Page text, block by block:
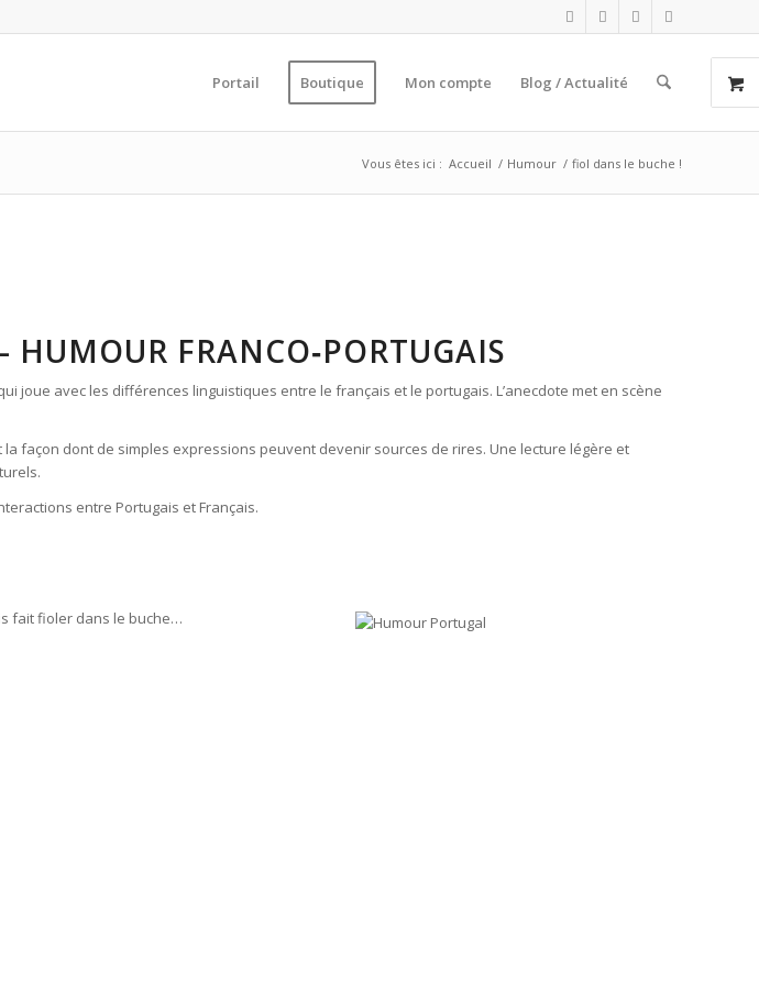
Portail Boutique Mon compte Blog / Actualité
Vous êtes ici : Accueil / Humour / fiol dans le buche !
FRANCO‑PORTUGAIS
joue avec les différences linguistiques entre le français et le portugais. L’anecdote met en scène
façon dont de simples expressions peuvent devenir sources de rires. Une lecture légère et
entre Portugais et Français.
fait fioler dans le buche…